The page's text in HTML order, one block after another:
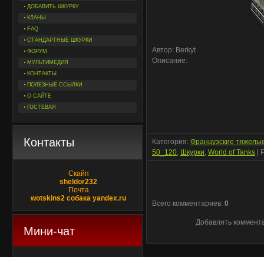
ДОБАВИТЬ ШКУРКУ
КЛАНЫ
FAQ
СТАНДАРТНЫЕ ШКУРКИ
ФОРУМ
МУЛЬТИМЕДИЯ
КОНТАКТЫ
ПОЛЕЗНЫЕ ССЫЛКИ
О САЙТЕ
ГОСТЕВАЯ
Контакты
Скайп
sheldor232
Почта
wotskins2 собака yandex.ru
Мини-чат
Автор: Berkyt
Описание:
Категория: Французские
50_120, Шкурки, World of Tanks
Всего комментариев: 0
Добавлять